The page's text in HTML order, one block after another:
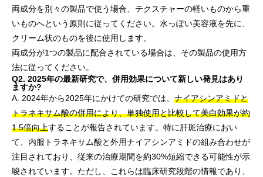
両成分を別々の製品で使う場合、テクスチャーの軽いものから重
いものへという原則に従ってください。水っぽい美容液を先に、
クリーム状のものを後に使用します。
両成分が1つの製品に配合されている場合は、その製品の使用方
法に従ってください。
Q2. 2025年の最新研究で、併用効果について新しい発見はあり
ますか?
A. 2024年から2025年にかけての研究では、 ナイアシンアミドと
トラネキサム酸の併用により、単独使用と比較して美白効果が約
1.5倍向上することが報告されています。特に肝斑治療におい
て、内服トラネキサム酸と外用ナイアシンアミドの組み合わせが
注目されており、従来の治療期間を約30%短縮できる可能性が示
唆されています。ただし、これらは臨床研究段階の情報であり、